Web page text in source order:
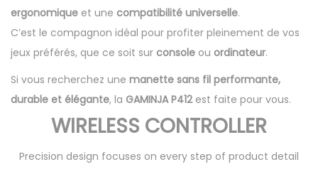
ergonomique et une compatibilité universelle.
C’est le compagnon idéal pour profiter pleinement de vos
jeux préférés, que ce soit sur console ou ordinateur.
Si vous recherchez une manette sans fil performante,
durable et élégante, la GAMINJA P412est faite pour vous.
WIRELESS CONTROLLER
Precision design focuses on every step of product detail